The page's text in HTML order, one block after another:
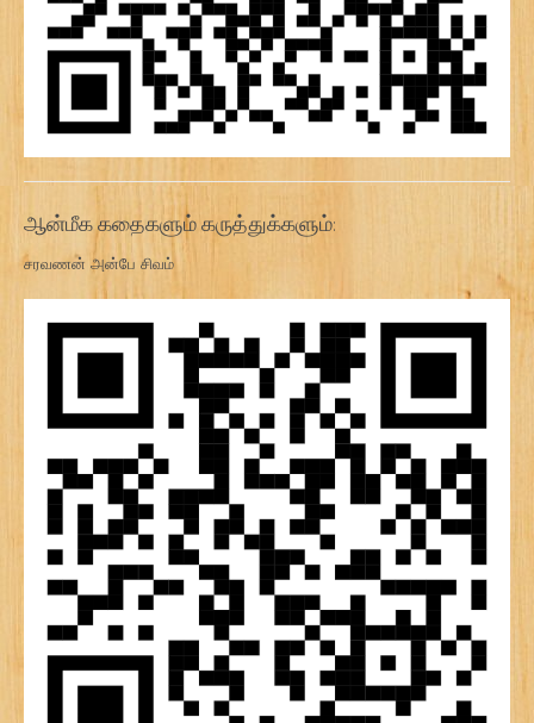
ஆன்மீக கதைகளும் கருத்துக்களும்:
சரவணன் அன்பே சிவம்